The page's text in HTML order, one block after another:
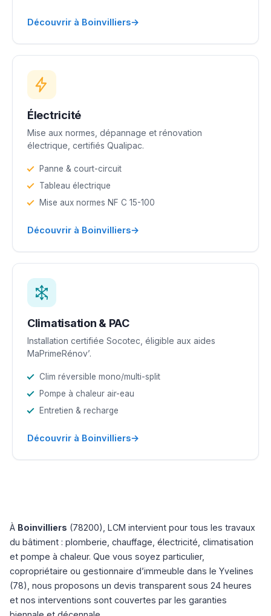
Découvrir à Boinvilliers→
Électricité
Mise aux normes, dépannage et rénovation
électrique, certifiés Qualipac.
Panne & court-circuit
Tableau électrique
Mise aux normes NF C 15-100
Découvrir à Boinvilliers→
Climatisation & PAC
Installation certifiée Socotec, éligible aux aides
MaPrimeRénov’.
Clim réversible mono/multi-split
Pompe à chaleur air-eau
Entretien & recharge
Découvrir à Boinvilliers→
À Boinvilliers (78200), LCM intervient pour tous les travaux
du bâtiment : plomberie, chauffage, électricité, climatisation
et pompe à chaleur. Que vous soyez particulier,
copropriétaire ou gestionnaire d’immeuble dans le Yvelines
(78), nous proposons un devis transparent sous 24 heures
et nos interventions sont couvertes par les garanties